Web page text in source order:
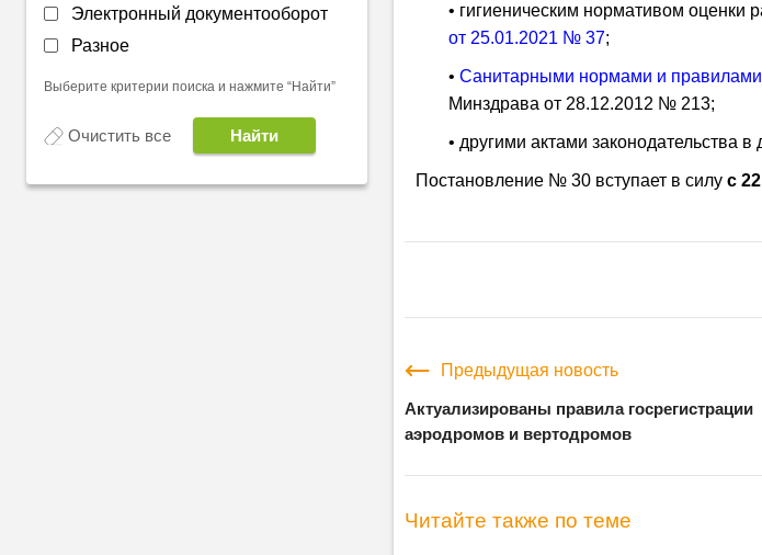
Электронный документооборот
Разное
Выберите критерии поиска и нажмите “Найти”
Очистить все
• гигиеническим нормативом
от 25.01.2021 № 37;
• Санитарными нормами и правилами
Минздрава от 28.12.2012 № 213;
• другими актами законодательства в
Постановление № 30 вступает в силу с
Предыдущая новость
Актуализированы правила госрегистрации
аэродромов и вертодромов
Читайте также по теме